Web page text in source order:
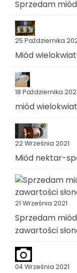
Sprzedam
25 Października
Miód
18 Października
miód
22 Września 2021
Miód nektar-
21 Września 2021
Sprzedam
zawartości
04 Września 2021